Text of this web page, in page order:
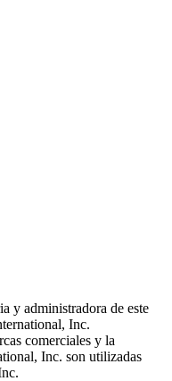
y administradora de este
Inc.
comerciales y la
Inc. son utilizadas